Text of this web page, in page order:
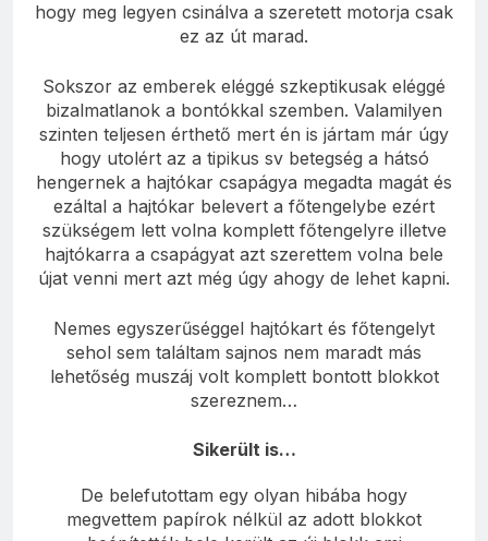
hogy meg legyen csinálva a szeretett motorja csak
ez az út marad.
Sokszor az emberek eléggé szkeptikusak eléggé
bizalmatlanok a bontókkal szemben. Valamilyen
szinten teljesen érthető mert én is jártam már úgy
hogy utolért az a tipikus sv betegség a hátsó
hengernek a hajtókar csapágya megadta magát és
ezáltal a hajtókar belevert a főtengelybe ezért
szükségem lett volna komplett főtengelyre illetve
hajtókarra a csapágyat azt szerettem volna bele
újat venni mert azt még úgy ahogy de lehet kapni.
Nemes egyszerűséggel hajtókart és főtengelyt
sehol sem találtam sajnos nem maradt más
lehetőség muszáj volt komplett bontott blokkot
szereznem…
Sikerült is…
De belefutottam egy olyan hibába hogy
megvettem papírok nélkül az adott blokkot